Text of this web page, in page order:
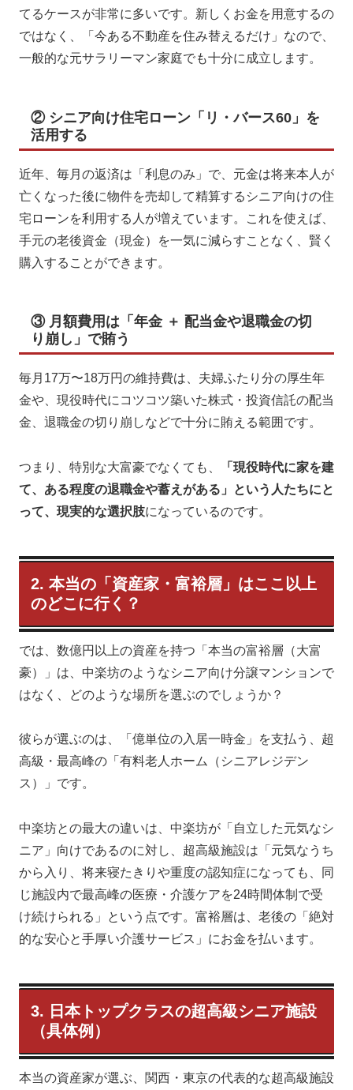
てるケースが非常に多いです。新しくお金を用意するの
ではなく、「今ある不動産を住み替えるだけ」なので、
一般的な元サラリーマン家庭でも十分に成立します。
② シニア向け住宅ローン「リ・バース60」を
活用する
近年、毎月の返済は「利息のみ」で、元金は将来本人が
亡くなった後に物件を売却して精算するシニア向けの住
宅ローンを利用する人が増えています。これを使えば、
手元の老後資金（現金）を一気に減らすことなく、賢く
購入することができます。
③ 月額費用は「年金 ＋ 配当金や退職金の切
り崩し」で賄う
毎月17万〜18万円の維持費は、夫婦ふたり分の厚生年
金や、現役時代にコツコツ築いた株式・投資信託の配当
金、退職金の切り崩しなどで十分に賄える範囲です。
つまり、特別な大富豪でなくても、
「現役時代に家を建
て、ある程度の退職金や蓄えがある」という人たちにと
って、現実的な選択肢になっているのです。
2. 本当の「資産家・富裕層」はここ以上
のどこに行く？
では、数億円以上の資産を持つ「本当の富裕層（大富
豪）」は、中楽坊のようなシニア向け分譲マンションで
はなく、どのような場所を選ぶのでしょうか？
彼らが選ぶのは、「億単位の入居一時金」を支払う、超
高級・最高峰の「有料老人ホーム（シニアレジデン
ス）」です。
中楽坊との最大の違いは、中楽坊が「自立した元気なシ
ニア」向けであるのに対し、超高級施設は「元気なうち
から入り、将来寝たきりや重度の認知症になっても、同
じ施設内で最高峰の医療・介護ケアを24時間体制で受
け続けられる」という点です。富裕層は、老後の「絶対
的な安心と手厚い介護サービス」にお金を払います。
3. 日本トップクラスの超高級シニア施設
（具体例）
本当の資産家が選ぶ、関西・東京の代表的な超高級施設